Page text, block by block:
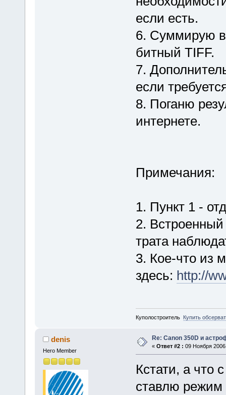
если есть.
6. Cуммирую
битный ТIFF.
7.
если
8. Поганю
интернете.
Примечания:
1. Пункт 1 -
2.
трата
3. Кое-что из
здесь: http://
Куполостроитель Купить
denis
Hero Member
Re: Canon 350D и
« Ответ #2 : 09 Ноября
Кстати, а что
ставлю режим